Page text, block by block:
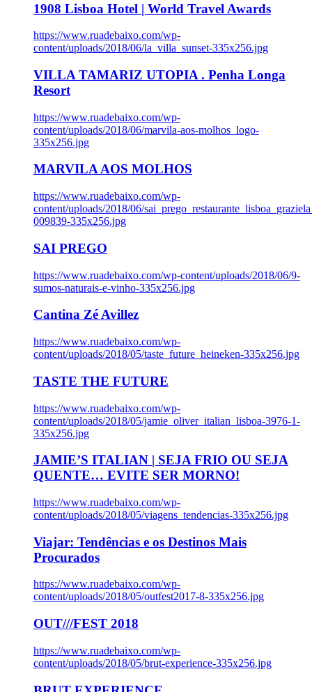
1908 Lisboa Hotel | World Travel Awards
https://www.ruadebaixo.com/wp-
content/uploads/2018/06/la_villa_sunset-335x256.jpg
VILLA TAMARIZ UTOPIA . Penha Longa
Resort
https://www.ruadebaixo.com/wp-
content/uploads/2018/06/marvila-aos-molhos_logo-
335x256.jpg
MARVILA AOS MOLHOS
https://www.ruadebaixo.com/wp-
content/uploads/2018/06/
009839-335x256.jpg
SAI PREGO
https://www.ruadebaixo.com/wp-content/uploads/2018/06/9-
sumos-naturais-e-vinho-335x256.jpg
Cantina Zé Avillez
https://www.ruadebaixo.com/wp-
content/uploads/2018/05/taste_future_heineken-335x256.jpg
TASTE THE FUTURE
https://www.ruadebaixo.com/wp-
content/uploads/2018/05/jamie_oliver_italian_lisboa-3976-1-
335x256.jpg
JAMIE’S ITALIAN | SEJA FRIO OU SEJA
QUENTE… EVITE SER MORNO!
https://www.ruadebaixo.com/wp-
content/uploads/2018/05/viagens_tendencias-335x256.jpg
Viajar: Tendências e os Destinos Mais
Procurados
https://www.ruadebaixo.com/wp-
content/uploads/2018/05/outfest2017-8-335x256.jpg
OUT///FEST 2018
https://www.ruadebaixo.com/wp-
content/uploads/2018/05/brut-experience-335x256.jpg